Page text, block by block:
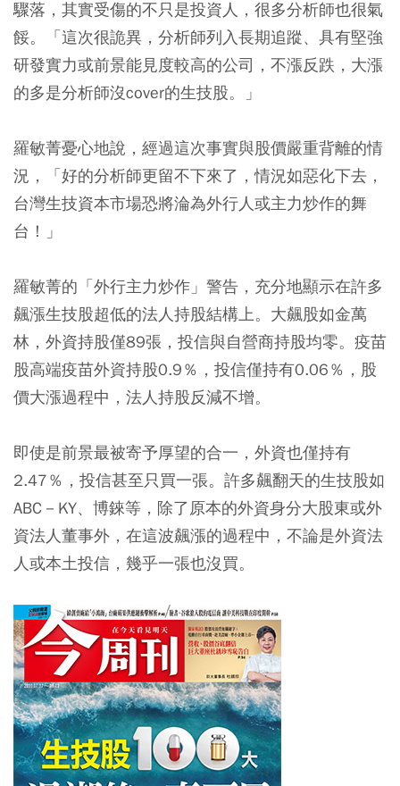
驟落，其實受傷的不只是投資人，很多分析師也很氣
餒。「這次很詭異，分析師列入長期追蹤、具有堅強
研發實力或前景能見度較高的公司，不漲反跌，大漲
的多是分析師沒cover的生技股。」
羅敏菁憂心地說，經過這次事實與股價嚴重背離的情
況，「好的分析師更留不下來了，情況如惡化下去，
台灣生技資本市場恐將淪為外行人或主力炒作的舞
台！」
羅敏菁的「外行主力炒作」警告，充分地顯示在許多
飆漲生技股超低的法人持股結構上。大飆股如金萬
林，外資持股僅89張，投信與自營商持股均零。疫苗
股高端疫苗外資持股0.9％，投信僅持有0.06％，股
價大漲過程中，法人持股反減不增。
即使是前景最被寄予厚望的合一，外資也僅持有
2.47％，投信甚至只買一張。許多飆翻天的生技股如
ABC－KY、博錸等，除了原本的外資身分大股東或外
資法人董事外，在這波飆漲的過程中，不論是外資法
人或本土投信，幾乎一張也沒買。